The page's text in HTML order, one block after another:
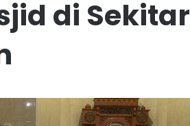
di Sekitar